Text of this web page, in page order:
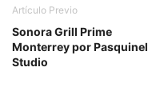
Artículo Previo
Sonora Grill Prime
Monterrey por Pasquinel
Studio